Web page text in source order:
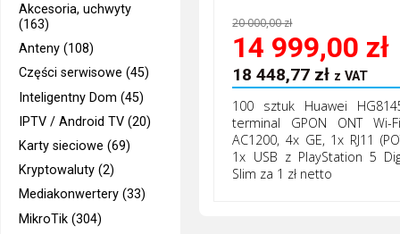
Akcesoria, uchwyty
(163)
Anteny (108)
Części serwisowe (45)
Inteligentny Dom (45)
IPTV / Android TV (20)
Karty sieciowe (69)
Kryptowaluty (2)
Mediakonwertery (33)
MikroTik (304)
20 000,00 zł
14 999,00 zł
18 448,77 zł z VAT
100 sztuk Huawei
terminal GPON ONT Wi-
AC1200, 4x GE, 1x RJ11
1x USB z PlayStation 5
Slim za 1 zł netto